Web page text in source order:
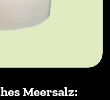
Meersalz: